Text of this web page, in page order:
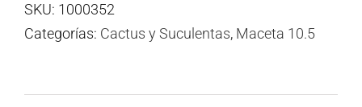
SKU: 1000352
Categorías: Cactus y Suculentas, Maceta 10.5